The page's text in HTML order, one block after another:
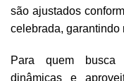
são ajustados
celebrada, garantindo
Para quem busca
dinâmicas e